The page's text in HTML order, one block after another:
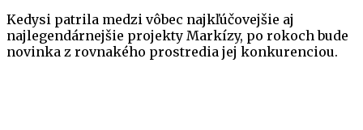
Kedysi patrila medzi vôbec najkľúčovejšie aj
najlegendárnejšie projekty Markízy, po rokoch bude
novinka z rovnakého prostredia jej konkurenciou.